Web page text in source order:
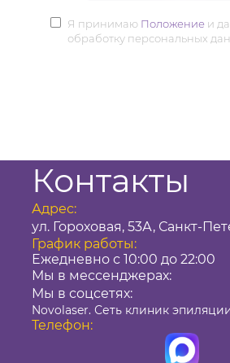
Я принимаю Положение и
обработку персональных
Контакты
Адрес:
ул. Гороховая, 53А, Санкт-
График работы:
Ежедневно с 10:00 до 22:00
Мы в мессенджерах:
Мы в соцсетях:
Novolaser. Сеть клиник
Телефон: